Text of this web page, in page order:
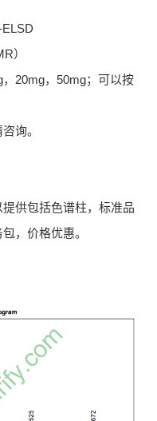
）
20mg，50mg；可以按
询。
供包括色谱柱，标准品
，价格优惠。